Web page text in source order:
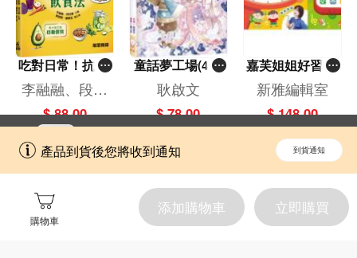
產品到貨後您將收到通知 到貨通知
購物車
添加購物車 立即購買
吃對日常！抗炎
減糖飲食法
李融融、段佳
麗,黃梨煜、顧
凱辰
$ 88.00
童話夢工場(40)
——織女下凡結
奇緣
耿啟文
$ 78.00
嘉芙姐姐好習慣
兒歌小手機
新雅編輯室
$ 148.00
擁抱更全面的購物和文化體驗。
開啟